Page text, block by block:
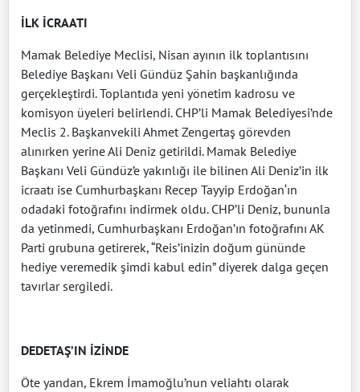
İLK İCRAATI
Mamak Belediye Meclisi, Nisan ayının ilk toplantısını
Belediye Başkanı Veli Gündüz Şahin başkanlığında
gerçekleştirdi. Toplantıda yeni yönetim kadrosu ve
komisyon üyeleri belirlendi. CHP’li Mamak Belediyesi’nde
Meclis 2. Başkanvekili Ahmet Zengertaş görevden
alınırken yerine Ali Deniz getirildi. Mamak Belediye
Başkanı Veli Gündüz’e yakınlığı ile bilinen Ali Deniz’in ilk
icraatı ise Cumhurbaşkanı Recep Tayyip Erdoğan‘ın
odadaki fotoğrafını indirmek oldu. CHP’li Deniz, bununla
da yetinmedi, Cumhurbaşkanı Erdoğan’ın fotoğrafını AK
Parti grubuna getirerek, “Reis’inizin doğum gününde
hediye veremedik şimdi kabul edin” diyerek dalga geçen
tavırlar sergiledi.
DEDETAŞ’IN İZİNDE
Öte yandan, Ekrem İmamoğlu’nun veliahtı olarak